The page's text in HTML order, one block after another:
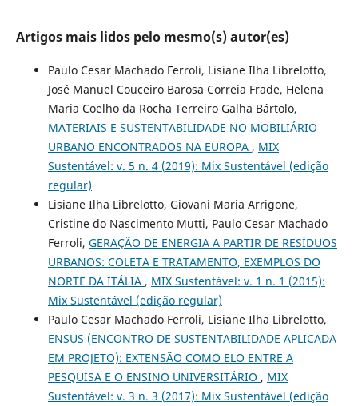
Artigos mais lidos pelo mesmo(s) autor(es)
Paulo Cesar Machado Ferroli, Lisiane Ilha Librelotto,
José Manuel Couceiro Barosa Correia Frade, Helena
Maria Coelho da Rocha Terreiro Galha Bártolo,
MATERIAIS E SUSTENTABILIDADE NO MOBILIÁRIO
URBANO ENCONTRADOS NA EUROPA , MIX
Sustentável: v. 5 n. 4 (2019): Mix Sustentável (edição
regular)
Lisiane Ilha Librelotto, Giovani Maria Arrigone,
Cristine do Nascimento Mutti, Paulo Cesar Machado
Ferroli, GERAÇÃO DE ENERGIA A PARTIR DE RESÍDUOS
URBANOS: COLETA E TRATAMENTO, EXEMPLOS DO
NORTE DA ITÁLIA , MIX Sustentável: v. 1 n. 1 (2015):
Mix Sustentável (edição regular)
Paulo Cesar Machado Ferroli, Lisiane Ilha Librelotto,
ENSUS (ENCONTRO DE SUSTENTABILIDADE APLICADA
EM PROJETO): EXTENSÃO COMO ELO ENTRE A
PESQUISA E O ENSINO UNIVERSITÁRIO , MIX
Sustentável: v. 3 n. 3 (2017): Mix Sustentável (edição